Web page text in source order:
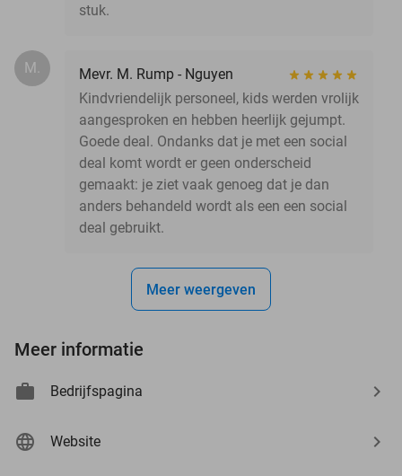
stuk.
M.
Mevr. M. Rump - Nguyen
Kindvriendelijk personeel, kids werden vrolijk
aangesproken en hebben heerlijk gejumpt.
Goede deal. Ondanks dat je met een social
deal komt wordt er geen onderscheid
gemaakt: je ziet vaak genoeg dat je dan
anders behandeld wordt als een een social
deal gebruikt.
Meer weergeven
Meer informatie
Bedrijfspagina
Website